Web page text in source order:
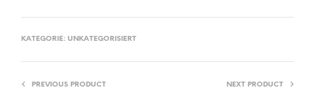
KATEGORIE: UNKATEGORISIERT
PREVIOUS PRODUCT NEXT PRODUCT